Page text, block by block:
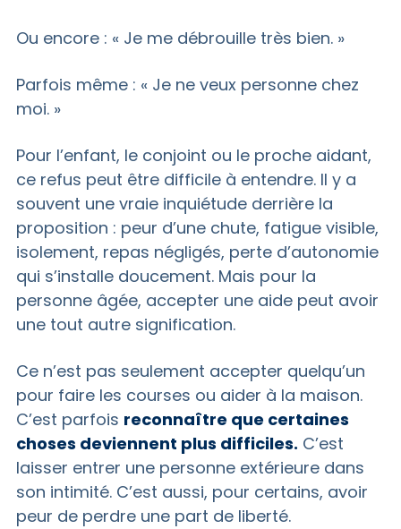
Ou encore : « Je me débrouille très bien. »
Parfois même : « Je ne veux personne chez
moi. »
Pour l’enfant, le conjoint ou le proche aidant,
ce refus peut être difficile à entendre. Il y a
souvent une vraie inquiétude derrière la
proposition : peur d’une chute, fatigue visible,
isolement, repas négligés, perte d’autonomie
qui s’installe doucement. Mais pour la
personne âgée, accepter une aide peut avoir
une tout autre signification.
Ce n’est pas seulement accepter quelqu’un
pour faire les courses ou aider à la maison.
C’est parfois reconnaître que certaines
choses deviennent plus difficiles. C’est
laisser entrer une personne extérieure dans
son intimité. C’est aussi, pour certains, avoir
peur de perdre une part de liberté.